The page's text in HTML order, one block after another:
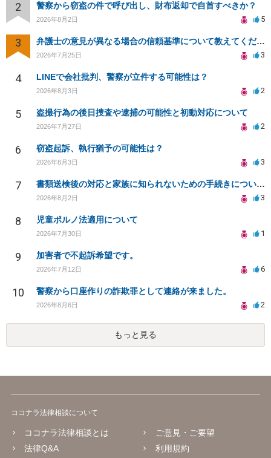
2 警察から窃盗の件で呼び出し、財布返却で自首すべきか？
2026年8月2日 5
3 弁護士の意見が異なる場合の信頼基準について教えてください
2026年7月25日 3
4 LINEで会社批判、警察が立件する可能性は？
2026年8月3日 2
5 盗撮行為の後日捜査や逮捕の可能性と初動対応について
2026年7月27日 2
6 窃盗起訴、執行猶予の可能性は？
2026年8月3日 3
7 書類送検後の対応と家族に知られないための手続きについて相談
2026年8月2日 3
8 児童ポルノ法適用について
2026年7月30日 1
9 加害者で不起訴希望です。
2026年7月12日 6
10 警察から口座作りの詐欺罪として連絡が来ました。
2026年8月6日 2
もっと見る
ココナラ法律相談について
ココナラ法律相談とは
法律Q&A
ご意見・ご要望
利用規約